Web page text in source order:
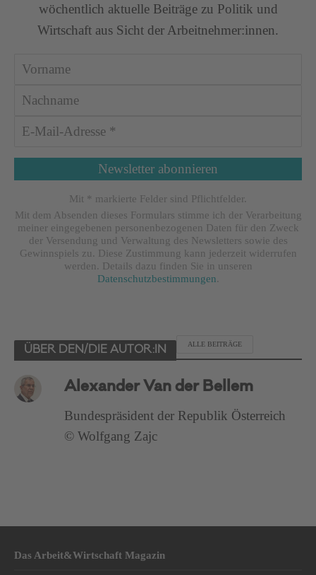
wöchentlich aktuelle Beiträge zu Politik und
Wirtschaft aus Sicht der Arbeitnehmer:innen.
Mit * markierte Felder sind Pflichtfelder.
Mit dem Absenden dieses Formulars stimme ich der Verarbeitung
meiner eingegebenen personenbezogenen Daten für den Zweck
der Versendung und Verwaltung des Newsletters sowie des
Gewinnspiels zu. Diese Zustimmung kann jederzeit widerrufen
werden. Details dazu finden Sie in unseren
Datenschutzbestimmungen.
ÜBER DEN/DIE AUTOR:IN
ALLE BEITRÄGE
Alexander Van der Bellem
Bundespräsident der Republik Österreich
© Wolfgang Zajc
Das Arbeit&Wirtschaft Magazin